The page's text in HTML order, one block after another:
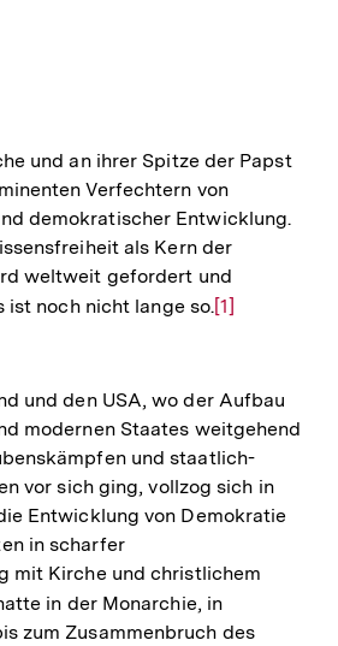
und an ihrer Spitze der Papst
Verfechtern von
demokratischer Entwicklung.
als Kern der
weltweit gefordert und
noch nicht lange so.Zur
Fußnote
[1]
und den USA, wo der Aufbau
modernen Staates weitgehend
und staatlich-
vor sich ging, vollzog sich in
Entwicklung von Demokratie
in scharfer
mit Kirche und christlichem
in der Monarchie, in
zum Zusammenbruch des